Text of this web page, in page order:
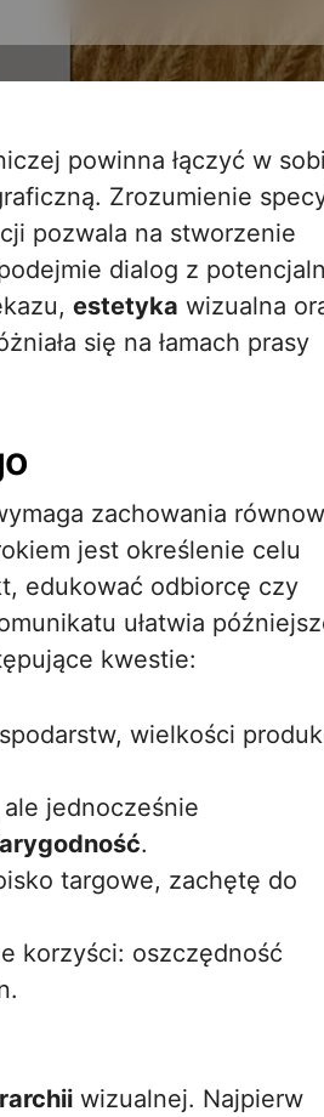
Zrozumienie
pozwala na stworzenie
dialog z
estetyka wizualna
się na łamach prasy
zachowania
jest określenie celu
edukować odbiorcę czy
ułatwia
kwestie:
wielkości
jednocześnie
.
targowe, zachętę do
korzyści: oszczędność
wizualnej. Najpierw